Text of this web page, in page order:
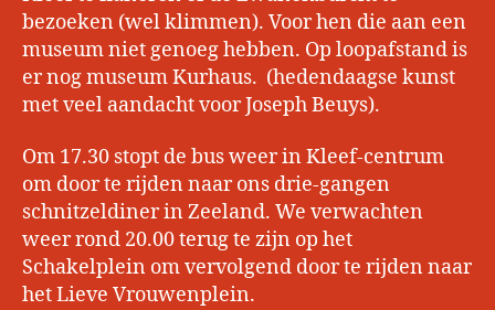
bezoeken (wel klimmen). Voor hen die aan een
museum niet genoeg hebben. Op loopafstand is
er nog museum Kurhaus. (hedendaagse kunst
met veel aandacht voor Joseph Beuys).
Om 17.30 stopt de bus weer in Kleef-centrum
om door te rijden naar ons drie-gangen
schnitzeldiner in Zeeland. We verwachten
weer rond 20.00 terug te zijn op het
Schakelplein om vervolgend door te rijden naar
het Lieve Vrouwenplein.